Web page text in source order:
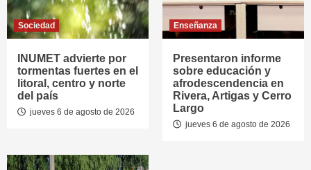
Sociedad
INUMET advierte por
tormentas fuertes en el
litoral, centro y norte
del país
jueves 6 de agosto de 2026
Enseñanza
Presentaron informe
sobre educación y
afrodescendencia en
Rivera, Artigas y Cerro
Largo
jueves 6 de agosto de 2026